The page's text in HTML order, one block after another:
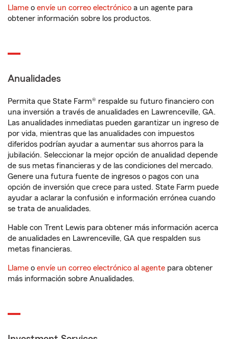
Llame o envíe un correo electrónico a un agente para
obtener información sobre los productos.
Anualidades
Permita que State Farm® respalde su futuro financiero con
una inversión a través de anualidades en Lawrenceville, GA.
Las anualidades inmediatas pueden garantizar un ingreso de
por vida, mientras que las anualidades con impuestos
diferidos podrían ayudar a aumentar sus ahorros para la
jubilación. Seleccionar la mejor opción de anualidad depende
de sus metas financieras y de las condiciones del mercado.
Genere una futura fuente de ingresos o pagos con una
opción de inversión que crece para usted. State Farm puede
ayudar a aclarar la confusión e información errónea cuando
se trata de anualidades.
Hable con Trent Lewis para obtener más información acerca
de anualidades en Lawrenceville, GA que respalden sus
metas financieras.
Llame o envíe un correo electrónico al agente para obtener
más información sobre Anualidades.